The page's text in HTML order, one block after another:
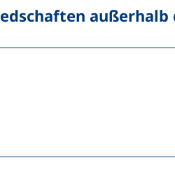
außerhalb
Link, öffnet neues
(externer Link, öffnet